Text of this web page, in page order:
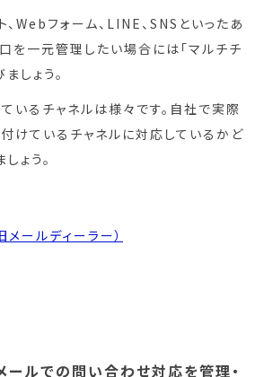
、Webフォーム、LINE、SNSといったあ
を一元管理したい場合には「マルチチ
しょう。
いるチャネルは様々です。自社で実際
けているチャネルに対応しているかど
ょう。
ールディーラー）
ールでの問い合わせ対応を管理・